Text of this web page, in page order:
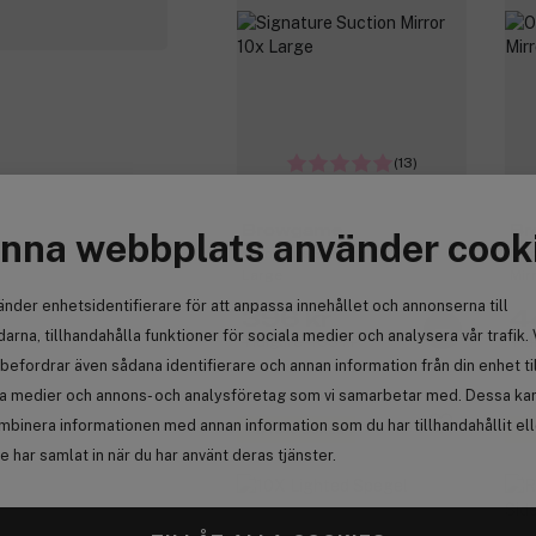
webbplats använder
enhetsidentifierare för att anpassa innehållet och annonserna till
tillhandahålla funktioner för sociala medier och analysera vår trafik.
även sådana identifierare och annan information från din enhet
medier och annons- och analysföretag som vi samarbetar med. Dessa
informationen med annan information som du har tillhandahållit
har samlat in när du har använt deras tjänster.
(13)
Browgame
Signature Suction Mirror 10x
396 kr
Tidigare 466 kr
Få 10% bonus Få